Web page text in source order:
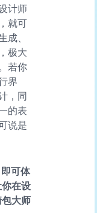
计师
就可
成、
极大
若你
界
，同
的表
说是
可体
在设
大师